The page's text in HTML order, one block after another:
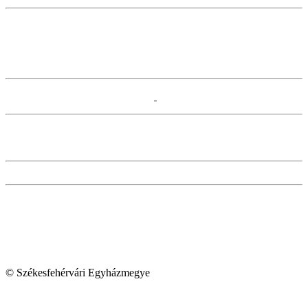
© Székesfehérvári Egyházmegye